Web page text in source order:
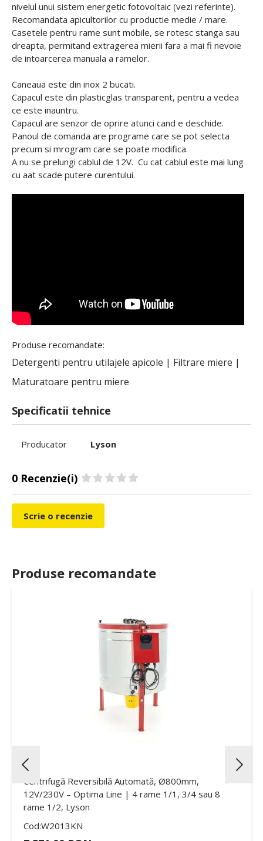
nivelul unui sistem energetic fotovoltaic (vezi referinte).
Recomandata apicultorilor cu productie medie / mare.
Casetele pentru rame sunt mobile, se rotesc stanga sau
dreapta, permitand extragerea mierii fara a mai fi nevoie
de intoarcerea manuala a ramelor.
Caneaua este din inox 2 bucati.
Capacul este din plasticglas transparent, pentru a vedea
ce este inauntru.
Capacul are senzor de oprire atunci cand e deschide.
Panoul de comanda are programe care se pot selecta
precum si mrogram care se poate modifica.
A nu se prelungi cablul de 12V. Cu cat cablul este mai lung
cu aat scade putere curentului.
Produse recomandate:
Detergenti pentru utilajele apicole | Filtrare miere |
Maturatoare pentru miere
Specificatii tehnice
Producator Lyson
0 Recenzie(i)
Scrie o recenzie
Produse recomandate
Centrifugă Reversibilă Automată, Ø800mm,
12V/230V – Optima Line | 4 rame 1/1, 3/4 sau 8
rame 1/2, Lyson
Cod:W2013KN